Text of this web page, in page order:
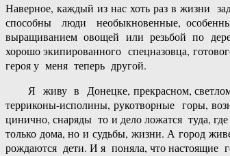
Наверное, каждый из нас хоть раз в жизни
способны люди необыкновенные,
выращиванием овощей или резьбой по
хорошо экипированного спецназовца,
героя у меня теперь другой.
Я живу в Донецке, прекрасном, светлом
терриконы-исполины, рукотворные горы,
цинично, снаряды то и дело ложатся туда,
только дома, но и судьбы, жизни. А город
рождаются дети. И я поняла, что настоящие